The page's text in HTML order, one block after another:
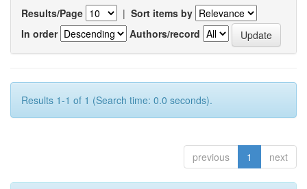
Results/Page | Sort items by
In order
Authors/record
Results 1-1 of 1 (Search time: 0.0 seconds).
previous 1 next